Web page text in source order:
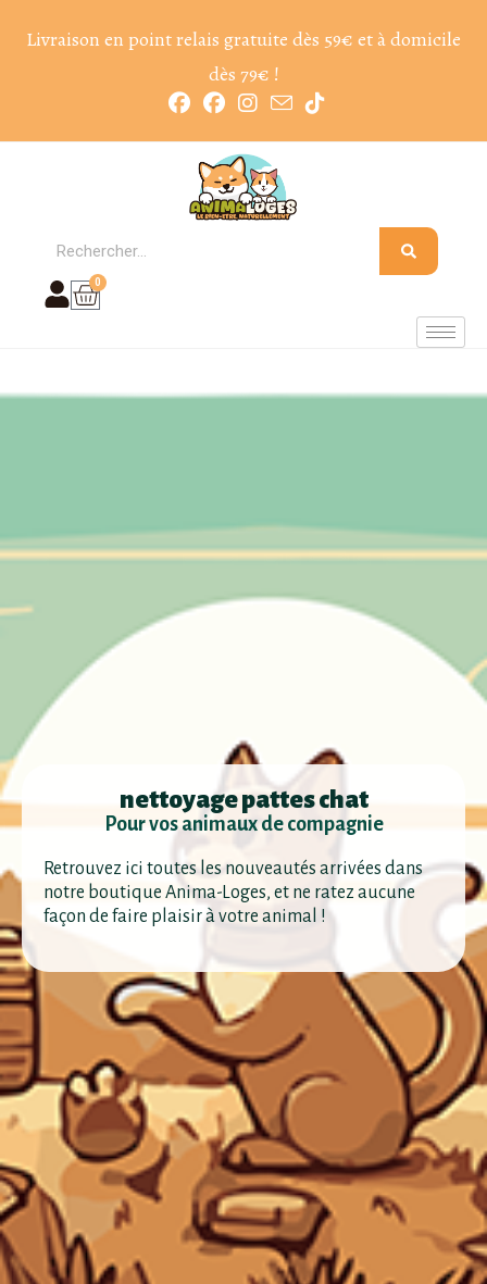
Livraison en point relais gratuite dès 59€ et à domicile
dès 79€ !
0
nettoyage pattes chat
Pour vos animaux de compagnie
Retrouvez ici toutes les nouveautés arrivées dans
notre boutique Anima-Loges, et ne ratez aucune
façon de faire plaisir à votre animal !